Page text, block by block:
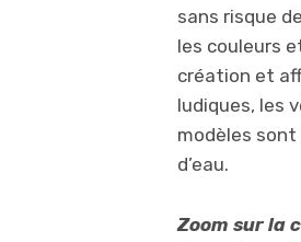
sans risque
les couleurs
création et
ludiques, les
modèles
d’eau.
Zoom sur la